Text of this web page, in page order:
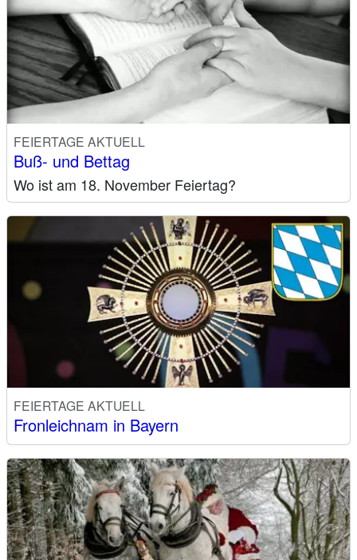
FEIERTAGE AKTUELL
Buß- und Bettag
Wo ist am 18. November Feiertag?
FEIERTAGE AKTUELL
Fronleichnam in Bayern